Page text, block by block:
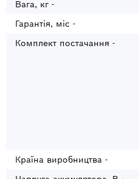
Вага, кг -
Гарантія, міс -
Комплект постачання -
Країна виробництва -